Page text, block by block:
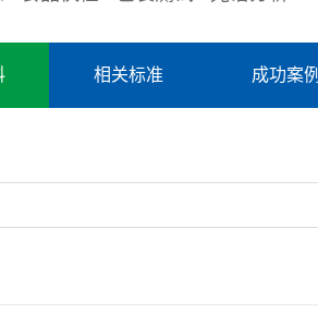
相关标准 成功案例